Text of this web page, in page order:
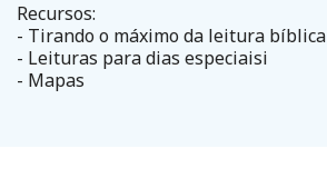
Recursos:
- Tirando o máximo da leitura bíblica
- Leituras para dias especiaisi
- Mapas